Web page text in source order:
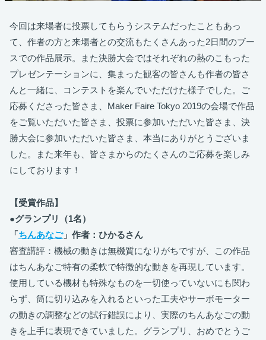
今回は来場者に投票してもらうシステムだったこともあっ
て、作者の方と来場者との交流もたくさんあった2日間のブー
スでの作品展示。また決勝大会ではそれぞれの熱のこもった
プレゼンテーションに、集まった観客の皆さんも作者の皆さ
んと一緒に、コンテストを楽んでいただけた様子でした。ご
応募くださった皆さま、Maker Faire Tokyo 2019の会場で作品
をご覧いただいた皆さま、投票に参加いただいた皆さま、決
勝大会に参加いただいた皆さま、本当にありがとうございま
した。また来年も、皆さまからのたくさんのご応募を楽しみ
にしております！
【受賞作品】
●グランプリ（1名）
「ちんあなご」作者：ひかるさん
審査講評：機械の動きは無機質になりがちですが、この作品
はちんあなご特有の柔軟で特徴的な動きを再現しています。
使用している機材も特殊なものを一切使っていないにも関わ
らず、筒に切り込みを入れるといった工夫やサーボモーター
の動きの調整などの試行錯誤により、実際のちんあなごの動
きを上手に表現できていました。グランプリ、おめでとうご